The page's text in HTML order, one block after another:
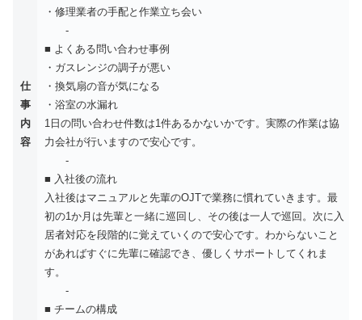
仕
事
内
容
・修理業者の手配と作業立ち会い
-
■ よくある問い合わせ事例
・ガスレンジの調子が悪い
・換気扇の音が気になる
・浴室の水漏れ
1日の問い合わせ件数は1件あるかないかです。実際の作業は協
力会社が行いますので安心です。
-
■ 入社後の流れ
入社後はマニュアルと先輩のOJTで業務に慣れていきます。最
初の1か月は先輩と一緒に巡回し、その後は一人で巡回。次に入
居者対応を段階的に覚えていくので安心です。わからないこと
があればすぐに先輩に確認でき、優しくサポートしてくれま
す。
-
■ チームの構成